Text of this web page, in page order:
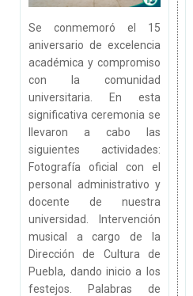
Se conmemoró el 15
aniversario de excelencia
académica y compromiso
con la comunidad
universitaria. En esta
significativa ceremonia se
llevaron a cabo las
siguientes actividades:
Fotografía oficial con el
personal administrativo y
docente de nuestra
universidad. Intervención
musical a cargo de la
Dirección de Cultura de
Puebla, dando inicio a los
festejos. Palabras de